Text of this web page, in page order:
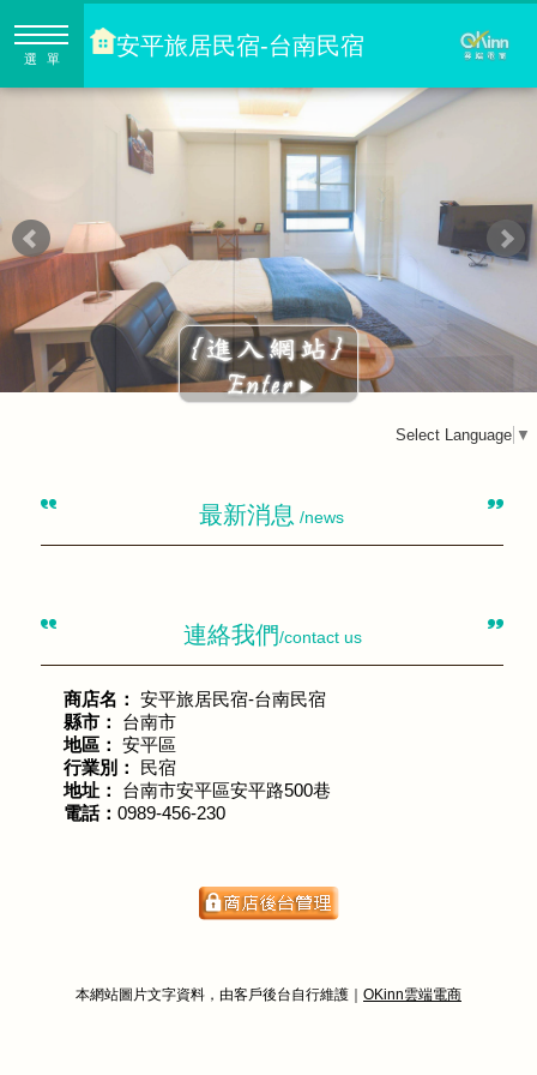
選單 安平旅居民宿-台南民宿
Select Language ▼
最新消息 /news
連絡我們/contact us
商店名： 安平旅居民宿-台南民宿
縣市：
台南市
地區： 安平區
行業別：
民宿
地址：
台南市安平區安平路500巷
電話： 0989-456-230
本網站圖片文字資料，由客戶後台自行維護｜ OKinn雲端電商